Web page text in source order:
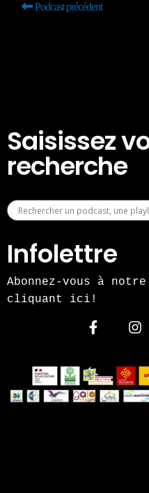
Podcast précédent
Saisissez
recherche
Infolettre
Abonnez-vous à
cliquant ici!